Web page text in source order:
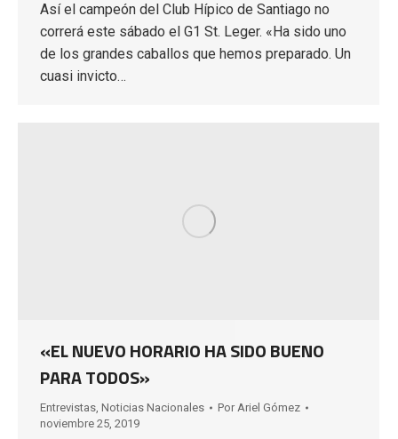
Así el campeón del Club Hípico de Santiago no
correrá este sábado el G1 St. Leger. «Ha sido uno
de los grandes caballos que hemos preparado. Un
cuasi invicto…
«EL NUEVO HORARIO HA SIDO BUENO
PARA TODOS»
Entrevistas Noticias Nacionales Por Ariel Gómez
noviembre 25, 2019